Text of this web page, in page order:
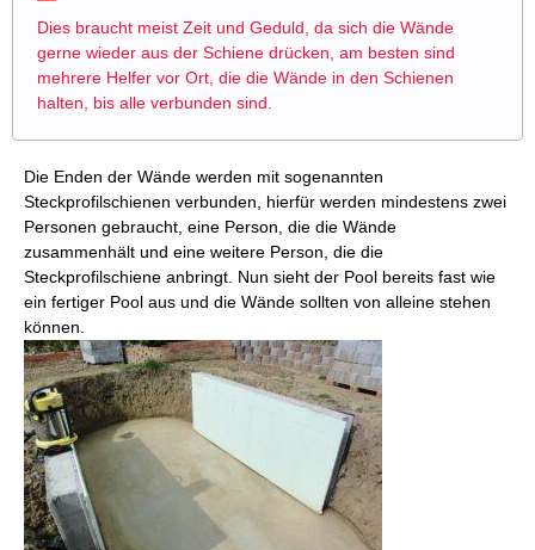
Dies braucht meist Zeit und Geduld, da sich die Wände
gerne wieder aus der Schiene drücken, am besten sind
mehrere Helfer vor Ort, die die Wände in den Schienen
halten, bis alle verbunden sind.
Die Enden der Wände werden mit sogenannten
Steckprofilschienen verbunden, hierfür werden mindestens zwei
Personen gebraucht, eine Person, die die Wände
zusammenhält und eine weitere Person, die die
Steckprofilschiene anbringt. Nun sieht der Pool bereits fast wie
ein fertiger Pool aus und die Wände sollten von alleine stehen
können.